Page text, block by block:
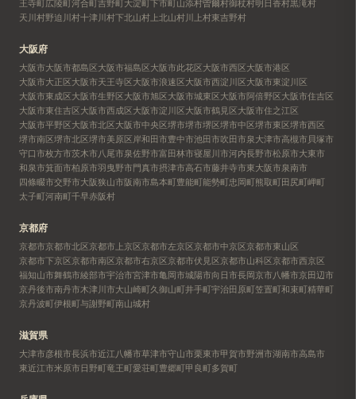
王寺町広陵町河合町吉野町大淀町下市町山添村曽爾村御杖村明日香村黒滝村
天川村野迫川村十津川村下北山村 上北山村川上村東吉野村
大阪府
大阪市大阪市都島区大阪市福島区大阪市此花区大阪市西区大阪市港区
大阪市大正区大阪市天王寺区大阪市浪速区大阪市西淀川区大阪市東淀川区
大阪市東成区大阪市生野区大阪市旭区大阪市城東区大阪市阿倍野区大阪市住吉区
大阪市東住吉区大阪市西成区大阪市淀川区大阪市鶴見区大阪市住之江区
大阪市平野区大阪市北区大阪市中央区堺市堺市堺区堺市中区堺市東区堺市西区
堺市南区堺市北区堺市美原区岸和田市豊中市池田市吹田市泉大津市高槻市 貝塚市
守口市枚方市茨木市八尾市泉佐野市富田林市寝屋川市河内長野市松原市大東市
和泉市箕面市柏原市羽曳野市門真市摂津市高石市藤井寺市東大阪市泉南市
四條畷市交野市大阪狭山市阪南市島本町豊能町能勢町忠岡町熊取町田尻町岬町
太子町河南町千早赤阪村
京都府
京都市京都市北区京都市上京区京都市左京区京都市中京区京都市東山区
京都市下京区京都市南区京都市右京区京都市伏見区京都市山科区京都市西京区
福知山市舞鶴市綾部市宇治市宮津市亀岡市城陽市向日市長岡京市八幡市京田辺市
京丹後市南丹市木津川市大山崎町久御山町井手町宇治田原町笠置町和束町精華町
京丹波町伊根町与謝野町南山城村
滋賀県
大津市彦根市長浜市近江八幡市草津市守山市栗東市甲賀市野洲市湖南市高島市
東近江市米原市日野町竜王町愛荘町豊郷町甲良町多賀町